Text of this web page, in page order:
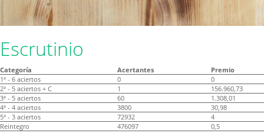
Escrutinio
Categoría Acertantes
Premio
1ª - 6 aciertos
0
0
2ª - 5 aciertos + C
1
156.960,73
3ª - 5 aciertos
60
1.308,01
4ª - 4 aciertos
3800
30,98
5ª - 3 aciertos
72932
4
Reintegro
476097 0,5